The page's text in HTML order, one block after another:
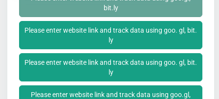
bit.ly
Please enter website link and track data using goo. gl, bit.
ly
Please enter website link and track data using goo. gl, bit.
ly
Please enter website link and track data using goo.gl,